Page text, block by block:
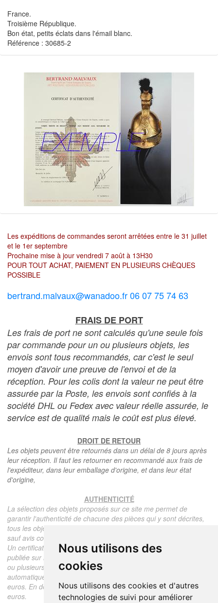
Nous utilisons des
cookies
Nous utilisons des cookies et d'autres
technologies de suivi pour améliorer
France.
Troisième République.
Bon état, petits éclats dans l'émail blanc.
Référence : 30685-2
Les expéditions de commandes seront arrêtées entre le 31 juillet
et le 1er septembre
Prochaine mise à jour vendredi 7 août à 13H30
POUR TOUT ACHAT, PAIEMENT EN PLUSIEURS CHÈQUES
POSSIBLE
bertrand.malvaux@wanadoo.fr 06 07 75 74 63
FRAIS DE PORT
Les frais de port ne sont calculés qu'une seule fois
par commande pour un ou plusieurs objets, les
envois sont tous recommandés, car c'est le seul
moyen d'avoir une preuve de l'envoi et de la
réception. Pour les colis dont la valeur ne peut être
assurée par la Poste, les envois sont confiés à la
société DHL ou Fedex avec valeur réelle assurée, le
service est de qualité mais le coût est plus élevé.
DROIT DE RETOUR
Les objets peuvent être retournés dans un délai de 8 jours après
leur réception. Il faut les retourner en recommandé aux frais de
l'expéditeur, dans leur emballage d'origine, et dans leur état
d'origine,
AUTHENTICITÉ
La sélection des objets proposés sur ce site me permet de
garantir l'authenticité de chacune des pièces qui y sont décrites,
tous les objets proposés sont garantis d'époque et authentiques,
sauf avis contraire ou restriction dans la description.
Un certificat d'authenticité de l'objet reprenant la description
publiée sur le site, l'époque, le prix de vente, accompagné d'une
ou plusieurs photographies en couleurs est communiqué
automatiquement pour tout objet dont le prix est supérieur à 130
euros. En dessous de ce prix chaque certificat est facturé 5
euros.